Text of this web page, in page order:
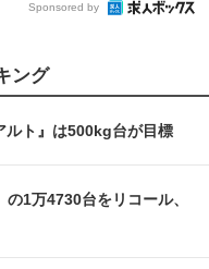
Sponsored by
ング
ルト』は500kg台が目標
1万4730台をリコール、